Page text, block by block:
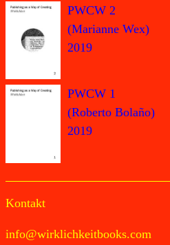
PWCW 2
(Marianne Wex)
2019
PWCW 1
(Roberto Bolaño)
2019
Kontakt
info@wirklichkeitbooks.com